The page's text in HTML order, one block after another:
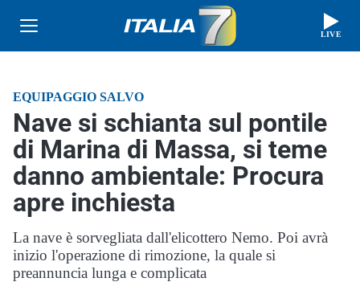
LIVE
EQUIPAGGIO SALVO
Nave si schianta sul pontile
di Marina di Massa, si teme
danno ambientale: Procura
apre inchiesta
La nave è sorvegliata dall'elicottero Nemo. Poi avrà
inizio l'operazione di rimozione, la quale si
preannuncia lunga e complicata